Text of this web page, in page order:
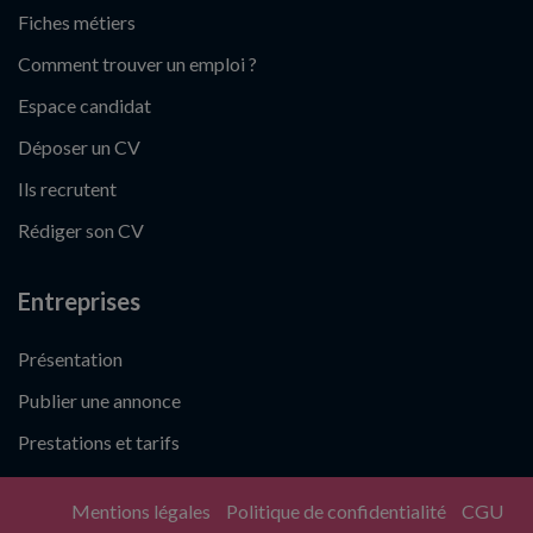
Fiches métiers
Comment trouver un emploi ?
Espace candidat
Déposer un CV
Ils recrutent
Rédiger son CV
Entreprises
Présentation
Publier une annonce
Prestations et tarifs
Mentions légales Politique de confidentialité CGU